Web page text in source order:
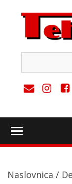
content
Naslovnica /